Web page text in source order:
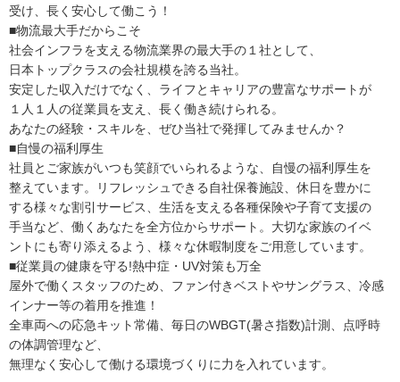
受け、長く安心して働こう！
■物流最大手だからこそ
社会インフラを支える物流業界の最大手の１社として、
日本トップクラスの会社規模を誇る当社。
安定した収入だけでなく、ライフとキャリアの豊富なサポートが
１人１人の従業員を支え、長く働き続けられる。
あなたの経験・スキルを、ぜひ当社で発揮してみませんか？
■自慢の福利厚生
社員とご家族がいつも笑顔でいられるような、自慢の福利厚生を
整えています。リフレッシュできる自社保養施設、休日を豊かに
する様々な割引サービス、生活を支える各種保険や子育て支援の
手当など、働くあなたを全方位からサポート。大切な家族のイベ
ントにも寄り添えるよう、様々な休暇制度をご用意しています。
■従業員の健康を守る!熱中症・UV対策も万全
屋外で働くスタッフのため、ファン付きベストやサングラス、冷感
インナー等の着用を推進！
全車両への応急キット常備、毎日のWBGT(暑さ指数)計測、点呼時
の体調管理など、
無理なく安心して働ける環境づくりに力を入れています。